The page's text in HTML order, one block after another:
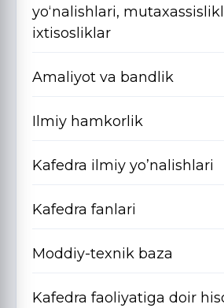
yo‘nalishlari,
ixtisosliklar
Amaliyot va bandlik
Ilmiy hamkorlik
Kafedra ilmiy yo’nalishlari
Kafedra fanlari
Moddiy-texnik baza
Kafedra faoliyatiga doir